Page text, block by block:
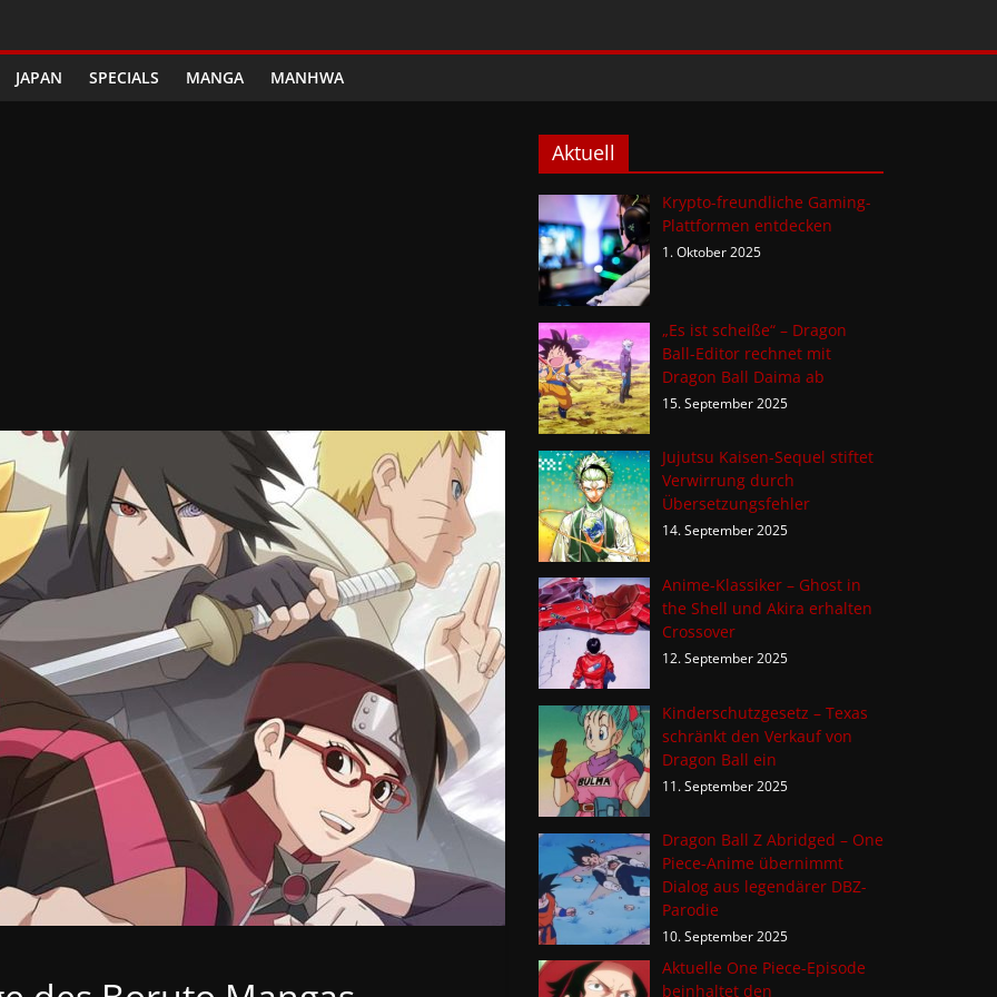
JAPAN SPECIALS MANGA MANHWA
Aktuell
Krypto-freundliche Gaming-
Plattformen entdecken
1. Oktober 2025
„Es ist scheiße“ – Dragon
Ball-Editor rechnet mit
Dragon Ball Daima ab
15. September 2025
Jujutsu Kaisen-Sequel stiftet
Verwirrung durch
Übersetzungsfehler
14. September 2025
Anime-Klassiker – Ghost in
the Shell und Akira erhalten
Crossover
12. September 2025
Kinderschutzgesetz – Texas
schränkt den Verkauf von
Dragon Ball ein
11. September 2025
Dragon Ball Z Abridged – One
Piece-Anime übernimmt
Dialog aus legendärer DBZ-
Parodie
10. September 2025
Aktuelle One Piece-Episode
beinhaltet den